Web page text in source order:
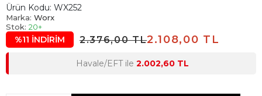
Ürün Kodu: WX252
Marka: Worx
Stok: 20+
%11 İNDİRİM 2.376,00 TL2.108,00 TL
Havale/EFT ile 2.002,60 TL